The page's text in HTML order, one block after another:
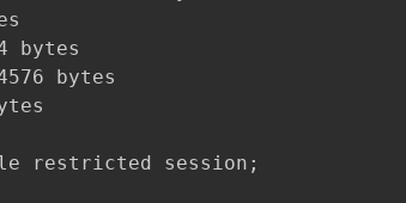
bytes
bytes
restricted session;